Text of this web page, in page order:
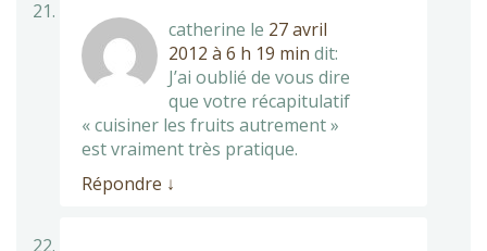
catherine le 27 avril
2012 à 6 h 19 min dit:
J’ai oublié de vous dire
que votre récapitulatif
« cuisiner les fruits autrement »
est vraiment très pratique.
Répondre ↓